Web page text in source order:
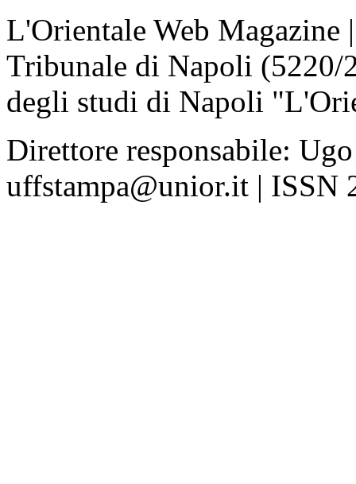
L'Orientale Web Magazine
Tribunale di Napoli
degli studi di Napoli
Direttore responsabile:
uffstampa@unior.it | ISSN